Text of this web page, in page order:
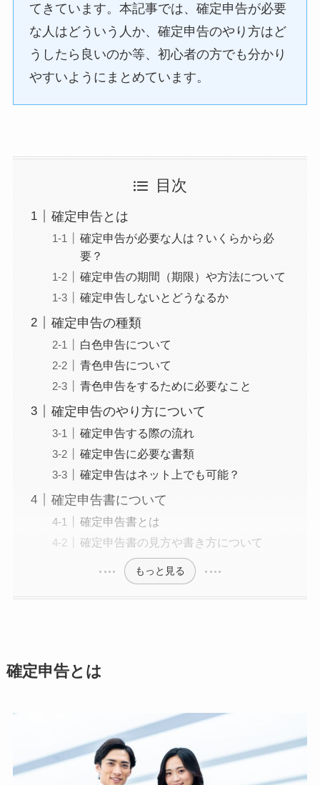
てきています。本記事では、確定申告が必要
な人はどういう人か、確定申告のやり方はど
うしたら良いのか等、初心者の方でも分かり
やすいようにまとめています。
目次
確定申告とは
確定申告が必要な人は？いくらから必
要？
確定申告の期間（期限）や方法について
確定申告しないとどうなるか
確定申告の種類
白色申告について
青色申告について
青色申告をするために必要なこと
確定申告のやり方について
確定申告する際の流れ
確定申告に必要な書類
確定申告はネット上でも可能？
確定申告書について
確定申告書とは
確定申告書の見方や書き方について
もっと見る
確定申告とは